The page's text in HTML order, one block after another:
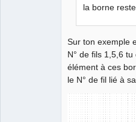
la borne
Sur ton exemple
N° de fils 1,5,6
élément à ces
le N° de fil lié à